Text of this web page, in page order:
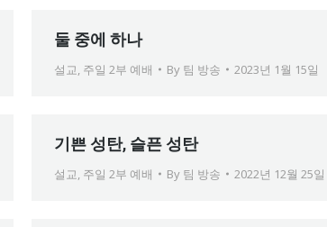
둘 중에 하나
설교, 주일 2부 예배 By 팀 방송 2023년 1월 15일
기쁜 성탄, 슬픈 성탄
설교, 주일 2부 예배 By 팀 방송 2022년 12월 25일